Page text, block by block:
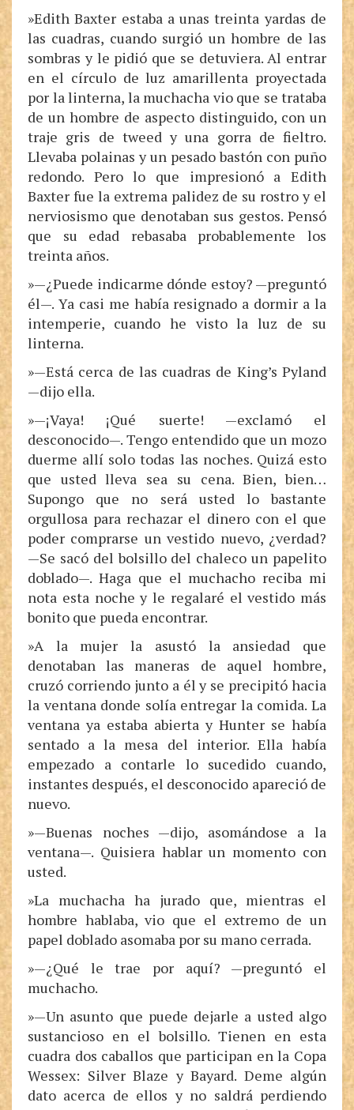
»Edith Baxter estaba a unas treinta yardas de
las cuadras, cuando surgió un hombre de las
sombras y le pidió que se detuviera. Al entrar
en el círculo de luz amarillenta proyectada
por la linterna, la muchacha vio que se trataba
de un hombre de aspecto distinguido, con un
traje gris de tweed y una gorra de fieltro.
Llevaba polainas y un pesado bastón con puño
redondo. Pero lo que impresionó a Edith
Baxter fue la extrema palidez de su rostro y el
nerviosismo que denotaban sus gestos. Pensó
que su edad rebasaba probablemente los
treinta años.
»—¿Puede indicarme dónde estoy? —preguntó
él—. Ya casi me había resignado a dormir a la
intemperie, cuando he visto la luz de su
linterna.
»—Está cerca de las cuadras de King’s Pyland
—dijo ella.
»—¡Vaya! ¡Qué suerte! —exclamó el
desconocido—. Tengo entendido que un mozo
duerme allí solo todas las noches. Quizá esto
que usted lleva sea su cena. Bien, bien…
Supongo que no será usted lo bastante
orgullosa para rechazar el dinero con el que
poder comprarse un vestido nuevo, ¿verdad?
—Se sacó del bolsillo del chaleco un papelito
doblado—. Haga que el muchacho reciba mi
nota esta noche y le regalaré el vestido más
bonito que pueda encontrar.
»A la mujer la asustó la ansiedad que
denotaban las maneras de aquel hombre,
cruzó corriendo junto a él y se precipitó hacia
la ventana donde solía entregar la comida. La
ventana ya estaba abierta y Hunter se había
sentado a la mesa del interior. Ella había
empezado a contarle lo sucedido cuando,
instantes después, el desconocido apareció de
nuevo.
»—Buenas noches —dijo, asomándose a la
ventana—. Quisiera hablar un momento con
usted.
»La muchacha ha jurado que, mientras el
hombre hablaba, vio que el extremo de un
papel doblado asomaba por su mano cerrada.
»—¿Qué le trae por aquí? —preguntó el
muchacho.
»—Un asunto que puede dejarle a usted algo
sustancioso en el bolsillo. Tienen en esta
cuadra dos caballos que participan en la Copa
Wessex: Silver Blaze y Bayard. Deme algún
dato acerca de ellos y no saldrá perdiendo